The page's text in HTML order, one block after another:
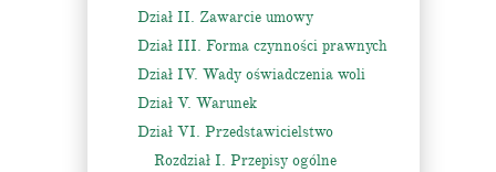
Dział II. Zawarcie umowy
Dział III. Forma czynności prawnych
Dział IV. Wady oświadczenia woli
Dział V. Warunek
Dział VI. Przedstawicielstwo
Rozdział I. Przepisy ogólne